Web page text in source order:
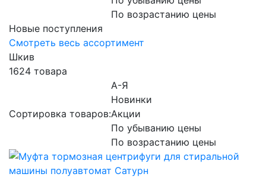
По возрастанию цены
Новые поступления
Смотреть весь ассортимент
Шкив
1624 товара
Сортировка товаров:
А-Я
Новинки
Акции
По убыванию цены
По возрастанию цены